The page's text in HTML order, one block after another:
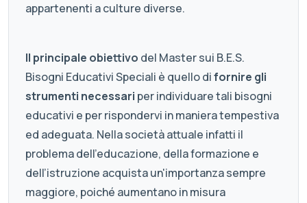
appartenenti a culture diverse.
Il principale obiettivo del Master sui B.E.S.
Bisogni Educativi Speciali è quello difornire gli
strumenti necessari per individuare tali bisogni
educativi e per rispondervi in maniera tempestiva
ed adeguata. Nella società attuale infatti il
problema dell’educazione, della formazione e
dell’istruzione acquista un'importanza sempre
maggiore, poiché aumentano in misura